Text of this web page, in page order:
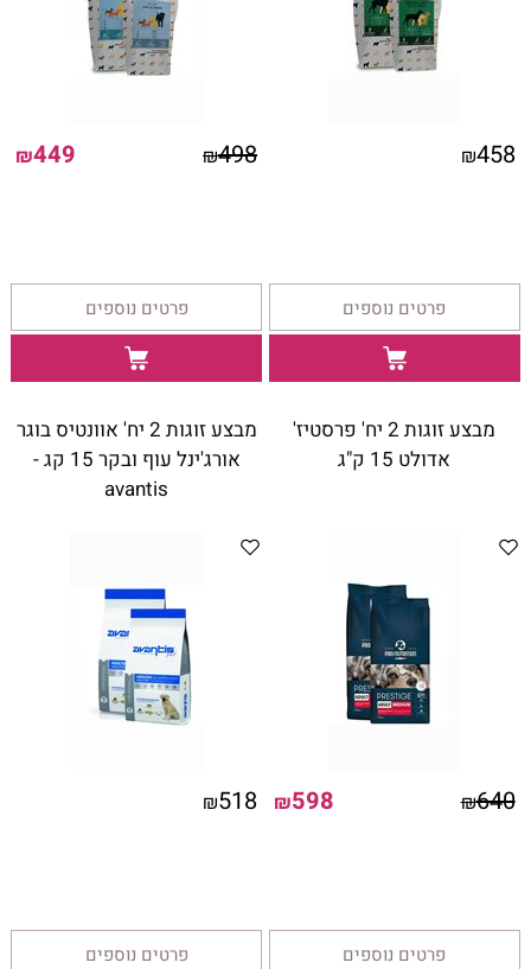
₪458
פרטים נוספים
₪498
₪449
פרטים נוספים
מבצע זוגות 2 יח' פרסטיז'
אדולט 15 ק"ג
₪640
₪598
פרטים נוספים
מבצע זוגות 2 יח' אוונטיס בוגר
אורג'ינל עוף ובקר 15 קג -
avantis
₪518
פרטים נוספים